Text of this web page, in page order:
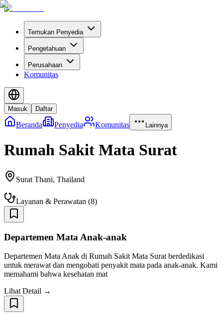
Temukan Penyedia
Pengetahuan
Perusahaan
Komunitas
Masuk Daftar
Beranda Penyedia Komunitas Lainnya
Rumah Sakit Mata Surat
Surat Thani, Thailand
Layanan & Perawatan (8)
Departemen Mata Anak-anak
Departemen Mata Anak di Rumah Sakit Mata Surat berdedikasi
untuk merawat dan mengobati penyakit mata pada anak-anak. Kami
memahami bahwa kesehatan mat
Lihat Detail →